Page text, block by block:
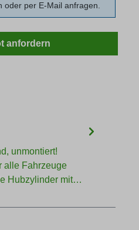
oder per E-Mail anfragen.
anfordern
unmontiert!
alle Fahrzeuge
Hubzylinder mit…